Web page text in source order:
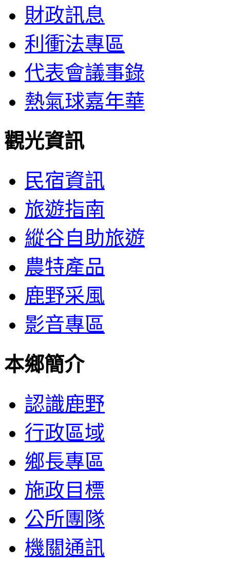
財政訊息
利衝法專區
代表會議事錄
熱氣球嘉年華
觀光資訊
民宿資訊
旅遊指南
縱谷自助旅遊
農特產品
鹿野采風
影音專區
本鄉簡介
認識鹿野
行政區域
鄉長專區
施政目標
公所團隊
機關通訊